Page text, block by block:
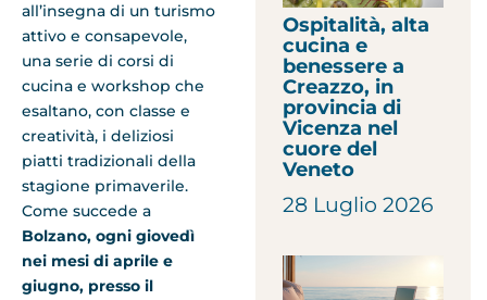
all’insegna di un turismo
attivo e consapevole,
una serie di corsi di
cucina e workshop che
esaltano, con classe e
creatività, i deliziosi
piatti tradizionali della
stagione primaverile.
Come succede a
Bolzano, ogni giovedì
nei mesi di aprile e
giugno, presso il
Ospitalità, alta
cucina e
benessere a
Creazzo, in
provincia di
Vicenza nel
cuore del
Veneto
28 Luglio 2026